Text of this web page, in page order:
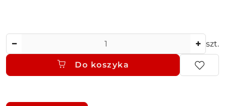
szt.
Do koszyka
Dostępność